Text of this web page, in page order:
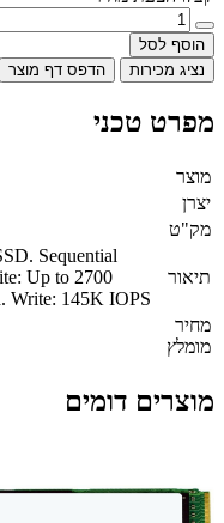
הוסף לסל
נציג מכירות
הדפס דף מוצר
מפרט טכני
מוצר
יצרן
מק"ט
תיאור
Sequential
Up to 2700
Write: 145K IOPS
מחיר
מומלץ
מוצרים דומים